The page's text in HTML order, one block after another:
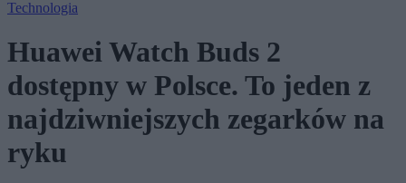
Technologia
Huawei Watch Buds 2
dostępny w Polsce. To jeden z
najdziwniejszych zegarków na
ryku